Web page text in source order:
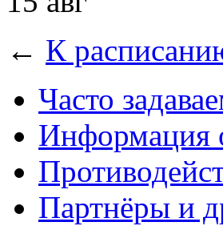
← К
Часто
Информация
Партнёры и